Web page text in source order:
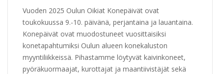
Vuoden 2025 Oulun Oikiat Konepäivät ovat
toukokuussa 9.-10. päivänä, perjantaina ja lauantaina.
Konepäivät ovat muodostuneet vuosittaisiksi
konetapahtumiksi Oulun alueen konekaluston
myyntiliikkeissä. Pihastamme löytyvät kaivinkoneet,
pyöräkuormaajat, kurottajat ja maantiivistäjät sekä